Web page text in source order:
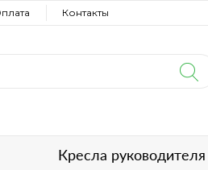
Контакты
Кресла руководителя